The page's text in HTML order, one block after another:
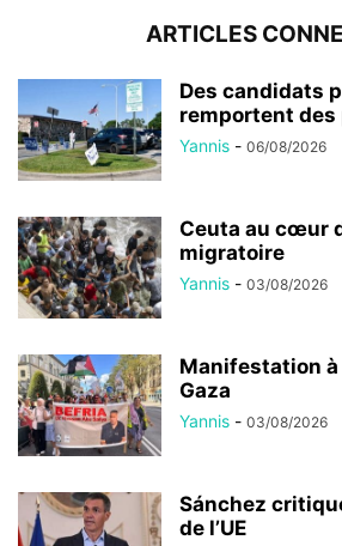
ARTICLES
Des candidats
remportent des
Yannis - 06/08/2026
Ceuta au cœur
migratoire
Yannis - 03/08/2026
Manifestation
Gaza
Yannis - 03/08/2026
Sánchez
de l’UE